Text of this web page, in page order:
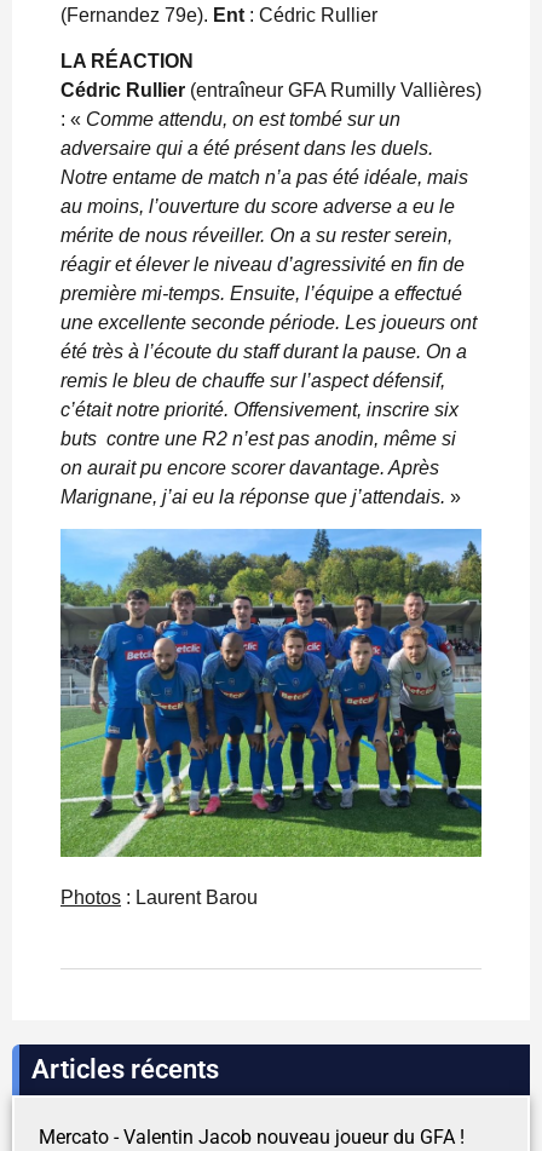
(Fernandez 79e). Ent : Cédric Rullier
LA RÉACTION
Cédric Rullier (entraîneur GFA Rumilly Vallières)
: « Comme attendu, on est tombé sur un
adversaire qui a été présent dans les duels.
Notre entame de match n’a pas été idéale, mais
au moins, l’ouverture du score adverse a eu le
mérite de nous réveiller. On a su rester serein,
réagir et élever le niveau d’agressivité en fin de
première mi-temps. Ensuite, l’équipe a effectué
une excellente seconde période. Les joueurs ont
été très à l’écoute du staff durant la pause. On a
remis le bleu de chauffe sur l’aspect défensif,
c’était notre priorité. Offensivement, inscrire six
buts contre une R2 n’est pas anodin, même si
on aurait pu encore scorer davantage. Après
Marignane, j’ai eu la réponse que j’attendais. »
Photos : Laurent Barou
Articles récents
Mercato - Valentin Jacob nouveau joueur du GFA !